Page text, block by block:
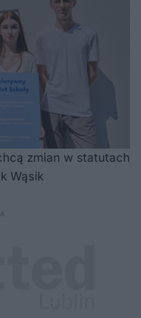
zmian w statutach
Wąsik